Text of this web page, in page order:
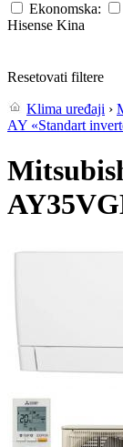
Ekonomska:
Hisense Kina
Resetovati filtere
Klima uređaji ›
AY «Standart